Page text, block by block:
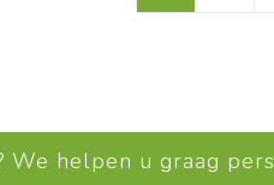
We helpen u graag